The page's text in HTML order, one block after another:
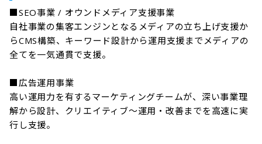
■SEO事業 / オウンドメディア支援事業
自社事業の集客エンジンとなるメディアの立ち上げ支援か
らCMS構築、キーワード設計から運用支援までメディアの
全てを一気通貫で支援。
■広告運用事業
高い運用力を有するマーケティングチームが、深い事業理
解から設計、クリエイティブ〜運用・改善までを高速に実
行し支援。